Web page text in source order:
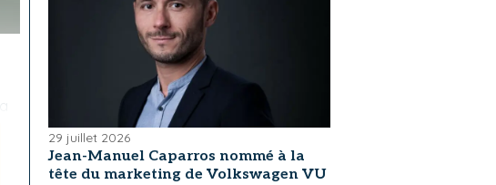
29 juillet 2026
Jean-Manuel Caparros nommé à la
tête du marketing de Volkswagen VU